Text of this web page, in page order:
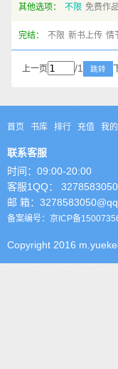
其他选项： 不限 免费作品
完结： 不限 新书上传 情
上一页 /1 跳转
首页 书库 排行 充值 我
联系客服
时间：09:00-20:00
客服1QQ： 3278583050
邮 箱：
备案编号：京ICP备
Copyright 2016